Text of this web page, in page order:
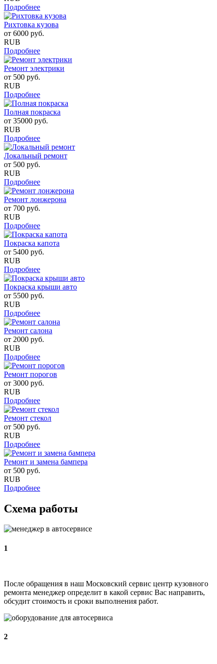
Подробнее
Рихтовка кузова
от 6000 руб.
RUB
Подробнее
Ремонт электрики
от 500 руб.
RUB
Подробнее
Полная покраска
от 35000 руб.
RUB
Подробнее
Локальный ремонт
от 500 руб.
RUB
Подробнее
Ремонт лонжерона
от 700 руб.
RUB
Подробнее
Покраска капота
от 5400 руб.
RUB
Подробнее
Покраска крыши авто
от 5500 руб.
RUB
Подробнее
Ремонт салона
от 2000 руб.
RUB
Подробнее
Ремонт порогов
от 3000 руб.
RUB
Подробнее
Ремонт стекол
от 500 руб.
RUB
Подробнее
Ремонт и замена бампера
от 500 руб.
RUB
Подробнее
Схема работы
1
После обращения в наш Московский сервис центр кузовного
ремонта менеджер определит в какой сервис Вас направить,
обсудит стоимость и сроки выполнения работ.
2